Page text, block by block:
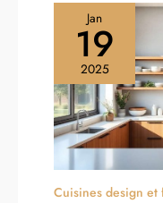
Jan
19
2025
Cuisines design et